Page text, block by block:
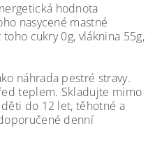
hodnota
nasycené mastné
cukry 0g, vláknina 55g,
náhrada pestré stravy.
teplem. Skladujte mimo
do 12 let, těhotné a
denní